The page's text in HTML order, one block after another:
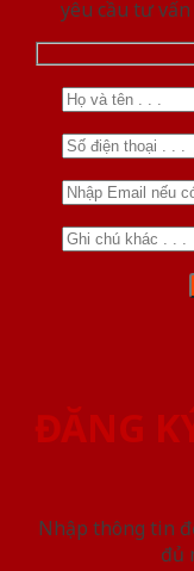
yêu cầu tư
ĐĂNG
Nhập thông tin
đủ